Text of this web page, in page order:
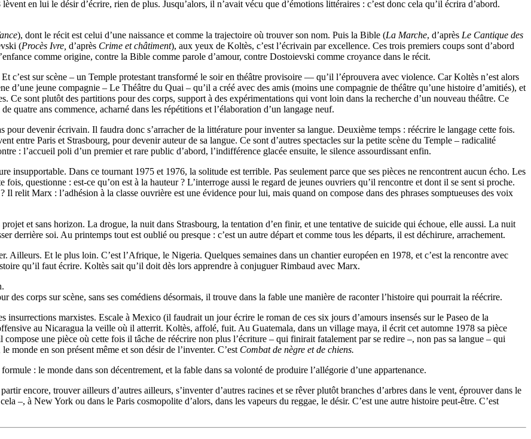
en lui le désir d’écrire, rien de plus. Jusqu’alors, il n’avait vécu que d’émotions littéraires : c’est donc cela qu’il écrira d’abord.
), dont le récit est celui d’une naissance et comme la trajectoire où trouver son nom. Puis la Bible (La Marche, d’après Le Cantique des
(Procès Ivre, d’après Crime et châtiment), aux yeux de Koltès, c’est l’écrivain par excellence. Ces trois premiers coups sont d’abord
comme origine, contre la Bible comme parole d’amour, contre Dostoievski comme croyance dans le récit.
c’est sur scène – un Temple protestant transformé le soir en théâtre provisoire — qu’il l’éprouvera avec violence. Car Koltès n’est alors
d’une jeune compagnie – Le Théâtre du Quai – qu’il a créé avec des amis (moins une compagnie de théâtre qu’une histoire d’amitiés), et
Ce sont plutôt des partitions pour des corps, support à des expérimentations qui vont loin dans la recherche d’un nouveau théâtre. Ce
quatre ans commence, acharné dans les répétitions et l’élaboration d’un langage neuf.
pour devenir écrivain. Il faudra donc s’arracher de la littérature pour inventer sa langue. Deuxième temps : réécrire le langage cette fois.
entre Paris et Strasbourg, pour devenir auteur de sa langue. Ce sont d’autres spectacles sur la petite scène du Temple – radicalité
: l’accueil poli d’un premier et rare public d’abord, l’indifférence glacée ensuite, le silence assourdissant enfin.
insupportable. Dans ce tournant 1975 et 1976, la solitude est terrible. Pas seulement parce que ses pièces ne rencontrent aucun écho. Les
questionne : est-ce qu’on est à la hauteur ? L’interroge aussi le regard de jeunes ouvriers qu’il rencontre et dont il se sent si proche.
Il relit Marx : l’adhésion à la classe ouvrière est une évidence pour lui, mais quand on compose dans des phrases somptueuses des voix
et sans horizon. La drogue, la nuit dans Strasbourg, la tentation d’en finir, et une tentative de suicide qui échoue, elle aussi. La nuit
derrière soi. Au printemps tout est oublié ou presque : c’est un autre départ et comme tous les départs, il est déchirure, arrachement.
Ailleurs. Et le plus loin. C’est l’Afrique, le Nigeria. Quelques semaines dans un chantier européen en 1978, et c’est la rencontre avec
qu’il faut écrire. Koltès sait qu’il doit dès lors apprendre à conjuguer Rimbaud avec Marx.
des corps sur scène, sans ses comédiens désormais, il trouve dans la fable une manière de raconter l’histoire qui pourrait la réécrire.
marxistes. Escale à Mexico (il faudrait un jour écrire le roman de ces six jours d’amours insensés sur le Paseo de la
au Nicaragua la veille où il atterrit. Koltès, affolé, fuit. Au Guatemala, dans un village maya, il écrit cet automne 1978 sa pièce
une pièce où cette fois il tâche de réécrire non plus l’écriture – qui finirait fatalement par se redire –, non pas sa langue – qui
en son présent même et son désir de l’inventer. C’est Combat de nègre et de chiens.
: le monde dans son décentrement, et la fable dans sa volonté de produire l’allégorie d’une appartenance.
encore, trouver ailleurs d’autres ailleurs, s’inventer d’autres racines et se rêver plutôt branches d’arbres dans le vent, éprouver dans le
–, à New York ou dans le Paris cosmopolite d’alors, dans les vapeurs du reggae, le désir. C’est une autre histoire peut-être. C’est